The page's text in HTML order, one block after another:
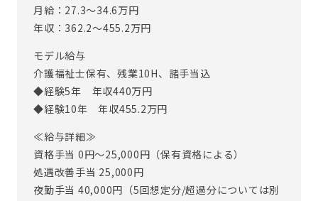
月給：27.3〜34.6万円
年収：362.2〜455.2万円
モデル給与
介護福祉士保有、残業10H、諸手当込
◆経験5年 年収440万円
◆経験10年 年収455.2万円
≪給与詳細≫
資格手当 0円～25,000円（保有資格による）
処遇改善手当 25,000円
夜勤手当 40,000円（5回想定分/超過分については別